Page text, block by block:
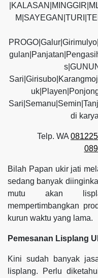
di
Telp. WA
Bilah Papan ukir jati
sedang banyak
mutu akan
mempertimbangkan
kurun waktu yang lama.
Pemesanan Lisplang
Kini sudah banyak
lisplang. Perlu